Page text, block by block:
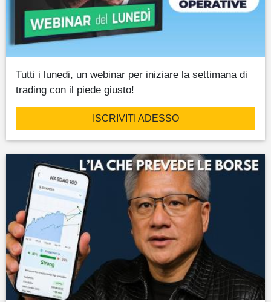
Tutti i lunedi, un webinar per iniziare la settimana di
trading con il piede giusto!
ISCRIVITI ADESSO